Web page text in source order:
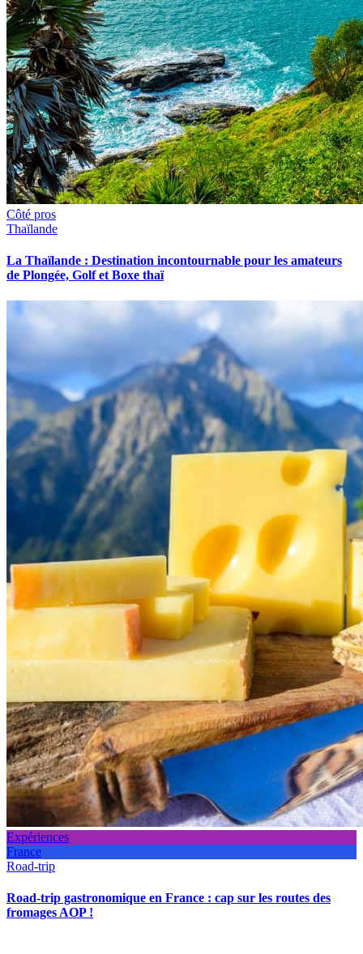
Côté pros
Thaïlande
La Thaïlande : Destination incontournable pour les amateurs
de Plongée, Golf et Boxe thaï
Expériences
France
Road-trip
Road-trip gastronomique en France : cap sur les routes des
fromages AOP !